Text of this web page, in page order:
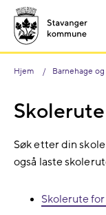
Hjem Barnehage og
Søk etter din
også laste
Skolerute